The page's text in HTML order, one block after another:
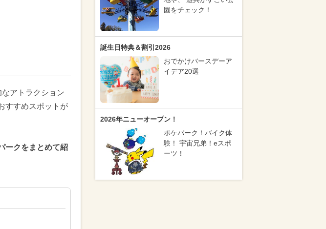
アトラクション
すすめスポットが
ークをまとめて紹
園をチェック！
誕生日特典＆割引2026
おでかけバースデーア
イデア20選
2026年ニューオープン！
ポケパーク！バイク体
験！ 宇宙兄弟！eスポ
ーツ！